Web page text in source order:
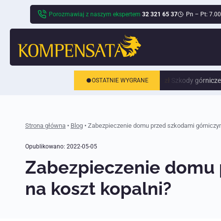
content
Porozmawiaj z naszym ekspertem 32 321 65 37 Pn – Pt:
Panie
OSTATNIE WYGRANE
Ruda Śląska:1 042 621 zł Szkody górnicze
Strona główna • Blog • Zabezpieczenie domu przed szkodami
Opublikowano: 2022-05-05
Zabezpieczenie
na koszt kopalni?